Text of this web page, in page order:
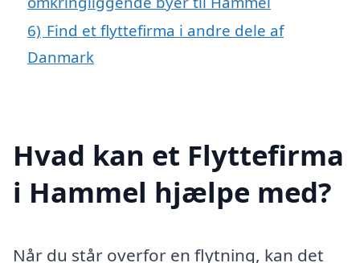
6) Find et flyttefirma i andre dele af
Danmark
Hvad kan et Flyttefirma
i Hammel hjælpe med?
Når du står overfor en flytning, kan det